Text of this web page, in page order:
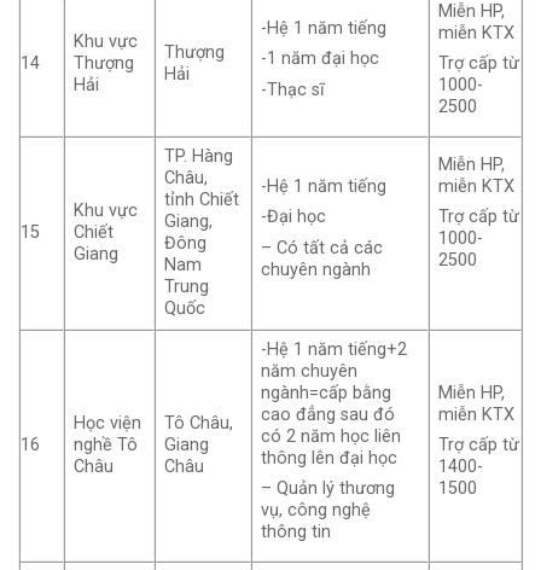
14
Khu vực
Thượng
Hải
Thượng
Hải
-Hệ 1 năm tiếng
-1 năm đại học
-Thạc sĩ
Miễn HP,
miễn KTX
Trợ cấp từ
1000-
2500
15
Khu vực
Chiết
Giang
TP. Hàng
Châu,
tỉnh Chiết
Giang,
Đông
Nam
Trung
Quốc
-Hệ 1 năm tiếng
-Đại học
– Có tất cả các
chuyên ngành
Miễn HP,
miễn KTX
Trợ cấp từ
1000-
2500
16
Học viện
nghề Tô
Châu
Tô Châu,
Giang
Châu
-Hệ 1 năm tiếng+2
năm chuyên
ngành=cấp bằng
cao đẳng sau đó
có 2 năm học liên
thông lên đại học
– Quản lý thương
vụ, công nghệ
thông tin
Miễn HP,
miễn KTX
Trợ cấp từ
1400-
1500